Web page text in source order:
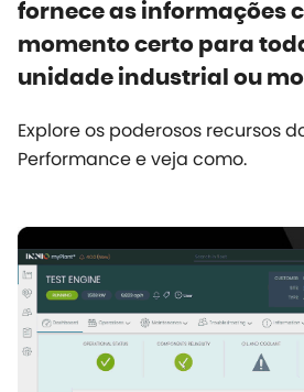
fornece as informações
momento certo para
unidade industrial ou
Explore os poderosos recursos
Performance e veja como.